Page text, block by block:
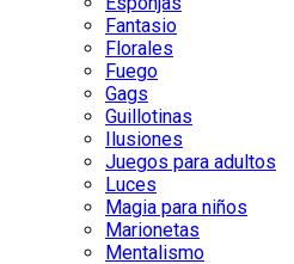
Fantasio
Florales
Fuego
Gags
Guillotinas
Ilusiones
Juegos para adultos
Luces
Magia para niños
Marionetas
Mentalismo